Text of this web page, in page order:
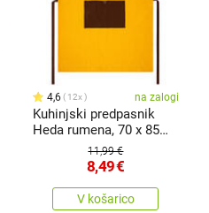
4,6 12x na zalogi
Kuhinjski predpasnik
Heda rumena, 70 x 85
11,99 €
8,49€
V košarico